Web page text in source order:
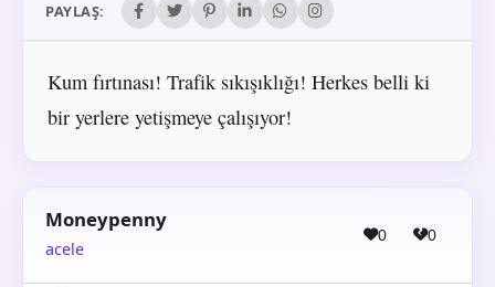
PAYLAŞ:
Kum fırtınası! Trafik sıkışıklığı! Herkes belli ki
bir yerlere yetişmeye çalışıyor!
Moneypenny
acele
0 0